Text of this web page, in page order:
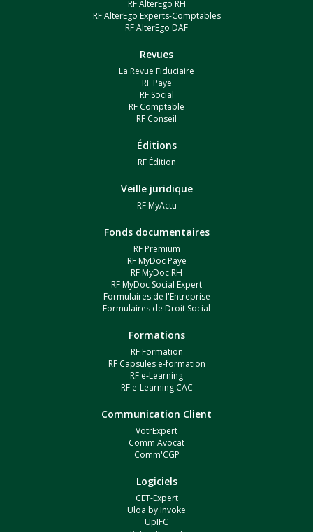
RF AlterEgo RH
RF AlterEgo Experts-Comptables
RF AlterEgo DAF
Revues
La Revue Fiduciaire
RF Paye
RF Social
RF Comptable
RF Conseil
Éditions
RF Édition
Veille juridique
RF MyActu
Fonds documentaires
RF Premium
RF MyDoc Paye
RF MyDoc RH
RF MyDoc Social Expert
Formulaires de l'Entreprise
Formulaires de Droit Social
Formations
RF Formation
RF Capsules e-formation
RF e-Learning
RF e-Learning CAC
Communication Client
VotrExpert
Comm'Avocat
Comm'CGP
Logiciels
CET-Expert
Uloa by Invoke
UpIFC